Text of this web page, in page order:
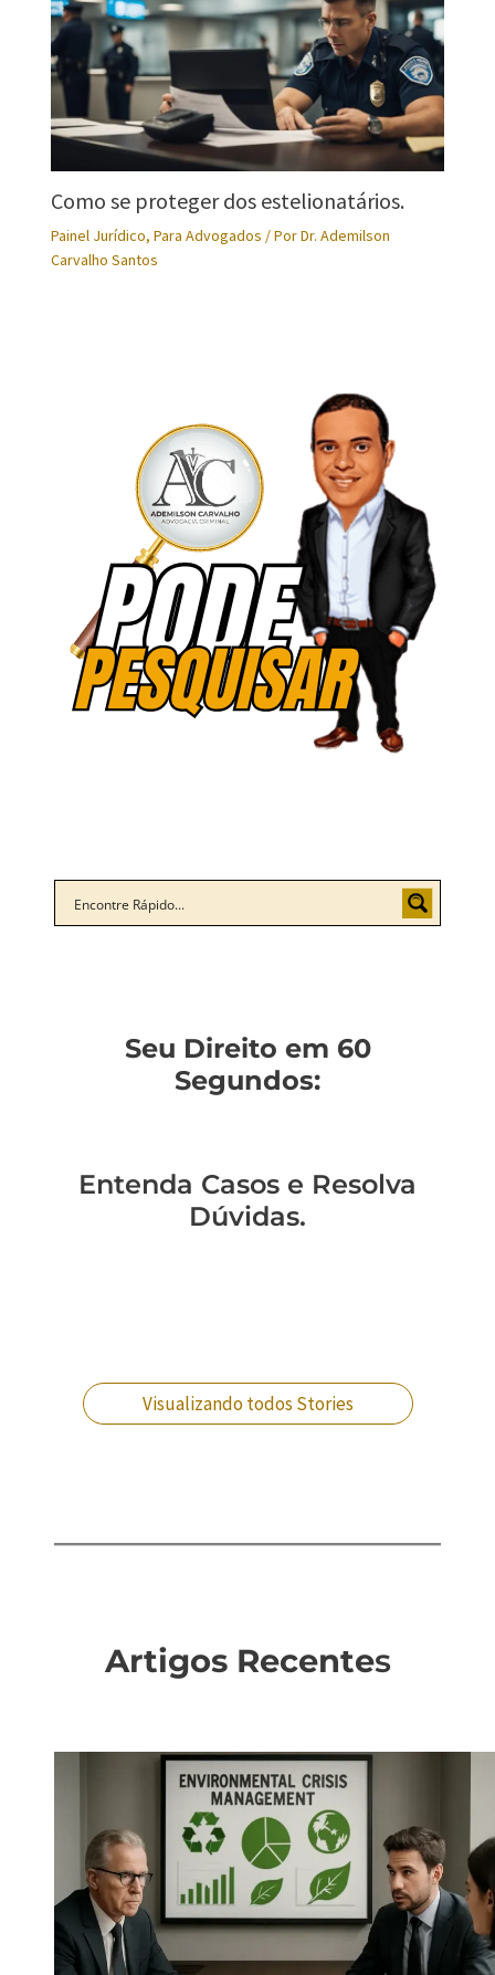
Como se proteger dos estelionatários.
Painel Jurídico, Para Advogados / PorDr. Ademilson
Carvalho Santos
Seu Direito em 60
Segundos:
Entenda Casos e Resolva
Dúvidas.
Visualizando todos Stories
Artigos Recentes